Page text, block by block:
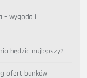
– wygoda i
będzie najlepszy?
ofert banków